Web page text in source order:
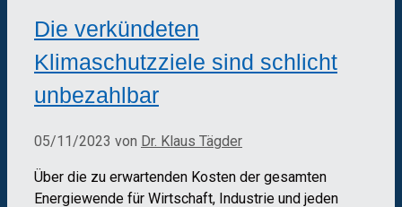
Die verkündeten
Klimaschutzziele sind schlicht
unbezahlbar
05/11/2023 von Dr. Klaus Tägder
Über die zu erwartenden Kosten der gesamten
Energiewende für Wirtschaft, Industrie und jeden